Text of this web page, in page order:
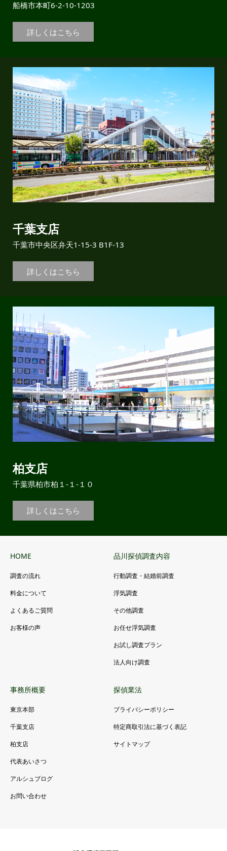
船橋市本町6-2-10-1203
詳しくはこちら
千葉支店
千葉市中央区弁天1-15-3 B1F-13
詳しくはこちら
柏支店
千葉県柏市柏１-１-１０
詳しくはこちら
HOME
調査の流れ
料金について
よくあるご質問
お客様の声
品川探偵調査内容
行動調査・結婚前調査
浮気調査
その他調査
お任せ浮気調査
お試し調査プラン
法人向け調査
事務所概要
東京本部
千葉支店
柏支店
代表あいさつ
アルシュブログ
お問い合わせ
探偵業法
プライバシーポリシー
特定商取引法に基づく表記
サイトマップ